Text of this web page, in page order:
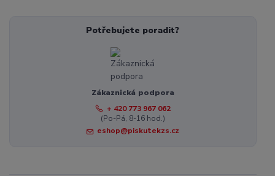
Potřebujete poradit?
Zákaznická podpora
+ 420 773 967 062
(Po-Pá, 8-16 hod.)
eshop@piskutekzs.cz